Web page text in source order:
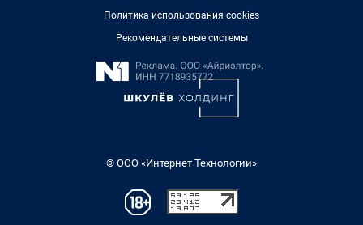
Политика использования cookies
Рекомендательные системы
© ООО «Интернет Технологии»